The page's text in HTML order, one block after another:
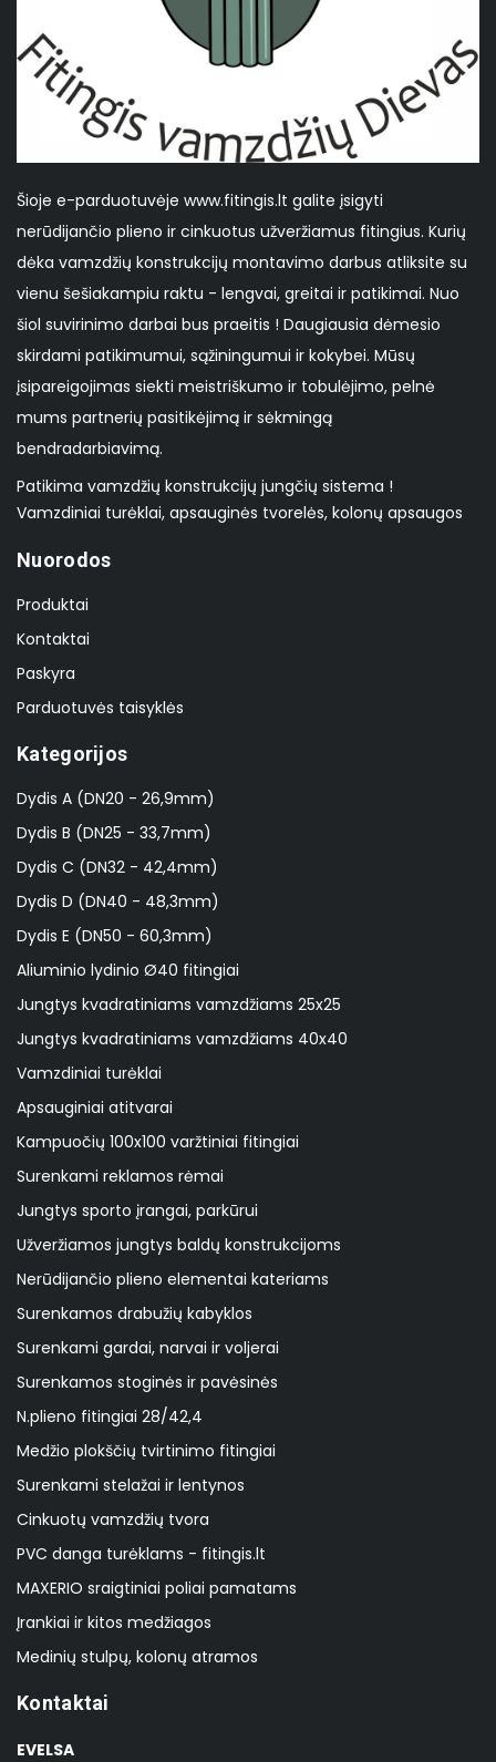
Šioje e-parduotuvėje www.fitingis.lt galite įsigyti
nerūdijančio plieno ir cinkuotus užveržiamus fitingius. Kurių
dėka vamzdžių konstrukcijų montavimo darbus atliksite su
vienu šešiakampiu raktu - lengvai, greitai ir patikimai. Nuo
šiol suvirinimo darbai bus praeitis ! Daugiausia dėmesio
skirdami patikimumui, sąžiningumui ir kokybei. Mūsų
įsipareigojimas siekti meistriškumo ir tobulėjimo, pelnė
mums partnerių pasitikėjimą ir sėkmingą
bendradarbiavimą.
Patikima vamzdžių konstrukcijų jungčių sistema !
Vamzdiniai turėklai, apsauginės tvorelės, kolonų apsaugos
Nuorodos
Produktai
Kontaktai
Paskyra
Parduotuvės taisyklės
Kategorijos
Dydis A (DN20 - 26,9mm)
Dydis B (DN25 - 33,7mm)
Dydis C (DN32 - 42,4mm)
Dydis D (DN40 - 48,3mm)
Dydis E (DN50 - 60,3mm)
Aliuminio lydinio Ø40 fitingiai
Jungtys kvadratiniams vamzdžiams 25x25
Jungtys kvadratiniams vamzdžiams 40x40
Vamzdiniai turėklai
Apsauginiai atitvarai
Kampuočių 100x100 varžtiniai fitingiai
Surenkami reklamos rėmai
Jungtys sporto įrangai, parkūrui
Užveržiamos jungtys baldų konstrukcijoms
Nerūdijančio plieno elementai kateriams
Surenkamos drabužių kabyklos
Surenkami gardai, narvai ir voljerai
Surenkamos stoginės ir pavėsinės
N.plieno fitingiai 28/42,4
Medžio plokščių tvirtinimo fitingiai
Surenkami stelažai ir lentynos
Cinkuotų vamzdžių tvora
PVC danga turėklams - fitingis.lt
MAXERIO sraigtiniai poliai pamatams
Įrankiai ir kitos medžiagos
Medinių stulpų, kolonų atramos
Kontaktai
EVELSA